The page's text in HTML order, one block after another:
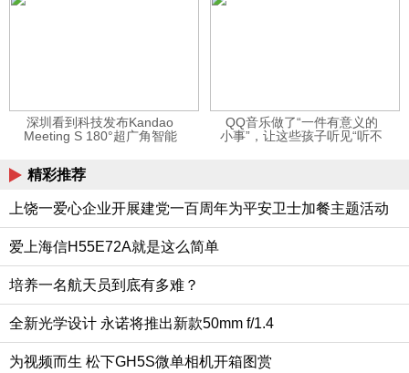
深圳看到科技发布Kandao
Meeting S 180°超广角智能
QQ音乐做了“一件有意义的
小事”，让这些孩子听见“听不
精彩推荐
上饶一爱心企业开展建党一百周年为平安卫士加餐主题活动
爱上海信H55E72A就是这么简单
培养一名航天员到底有多难？
全新光学设计 永诺将推出新款50mm f/1.4
为视频而生 松下GH5S微单相机开箱图赏